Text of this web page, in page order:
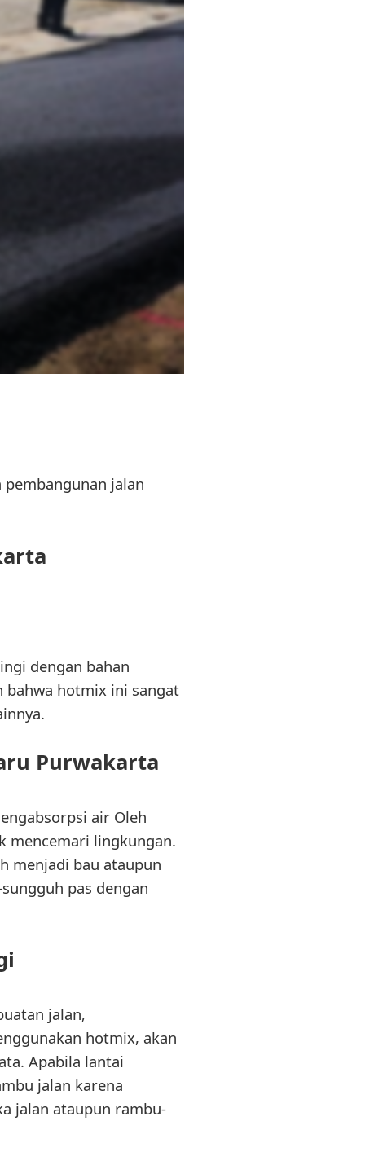
jalan
dengan bahan
bahwa hotmix ini sangat
Purwakarta
air Oleh
mencemari lingkungan.
menjadi bau ataupun
pas dengan
jalan,
hotmix, akan
Apabila lantai
jalan karena
jalan ataupun rambu-